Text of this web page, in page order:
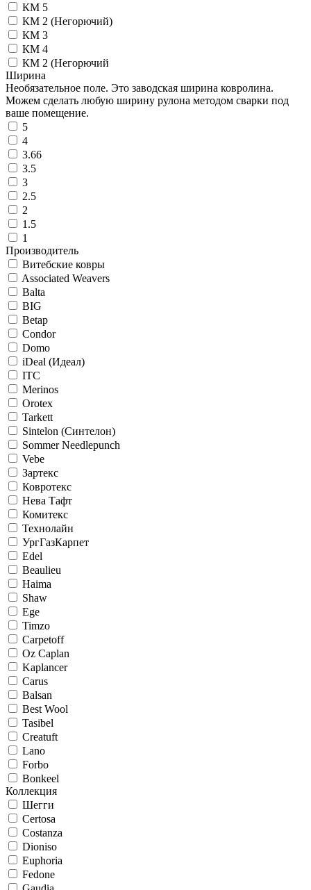
КМ 5
КМ 2 (Негорючий)
КМ 3
КМ 4
КМ 2 (Негорючий
Ширина
Необязательное поле. Это заводская ширина ковролина.
Можем сделать любую ширину рулона методом сварки под
ваше помещение.
5
4
3.66
3.5
3
2.5
2
1.5
1
Производитель
Витебские ковры
Associated Weavers
Balta
BIG
Betap
Condor
Domo
iDeal (Идеал)
ITC
Merinos
Orotex
Tarkett
Sintelon (Синтелон)
Sommer Needlepunch
Vebe
Зартекс
Ковротекс
Нева Тафт
Комитекс
Технолайн
УргГазКарпет
Edel
Beaulieu
Haima
Shaw
Ege
Timzo
Carpetoff
Oz Caplan
Kaplancer
Carus
Balsan
Best Wool
Tasibel
Creatuft
Lano
Forbo
Bonkeel
Коллекция
Шегги
Certosa
Costanza
Dioniso
Euphoria
Fedone